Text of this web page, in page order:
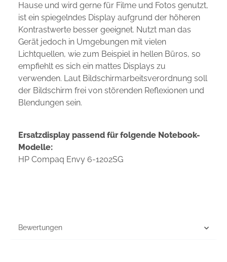
Hause und wird gerne für Filme und Fotos genutzt,
ist ein spiegelndes Display aufgrund der höheren
Kontrastwerte besser geeignet. Nutzt man das
Gerät jedoch in Umgebungen mit vielen
Lichtquellen, wie zum Beispiel in hellen Büros, so
empfiehlt es sich ein mattes Displays zu
verwenden. Laut Bildschirmarbeitsverordnung soll
der Bildschirm frei von störenden Reflexionen und
Blendungen sein.
Ersatzdisplay passend für folgende Notebook-
Modelle:
HP Compaq Envy 6-1202SG
Bewertungen